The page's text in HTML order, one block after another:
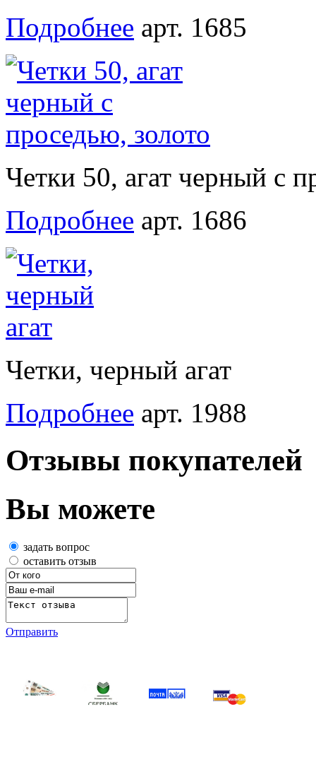
Подробнее арт. 1685
Четки 50, агат черный с
Подробнее арт. 1686
Четки, черный агат
Подробнее арт. 1988
Отзывы покупателей
Вы можете
задать вопрос
оставить отзыв
Отправить